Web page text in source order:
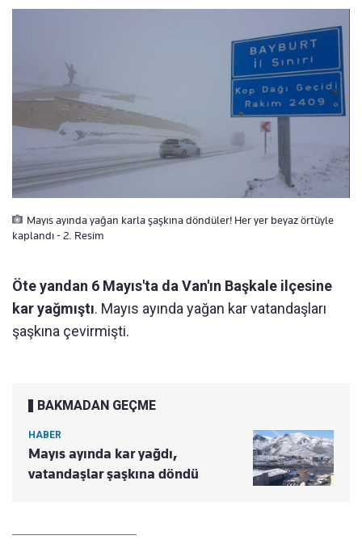
Mayıs ayında yağan karla şaşkına döndüler! Her yer beyaz örtüyle
kaplandı - 2. Resim
Öte yandan 6 Mayıs'ta da Van'ın Başkale ilçesine
kar yağmıştı. Mayıs ayında yağan kar vatandaşları
şaşkına çevirmişti.
BAKMADAN GEÇME
HABER
Mayıs ayında kar yağdı,
vatandaşlar şaşkına döndü